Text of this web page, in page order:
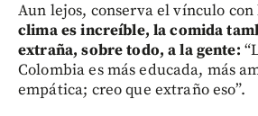
Aun lejos, conserva el vínculo
clima es increíble, la comida
extraña, sobre todo, a la gente:
Colombia es más educada, más
empática; creo que extraño eso”.